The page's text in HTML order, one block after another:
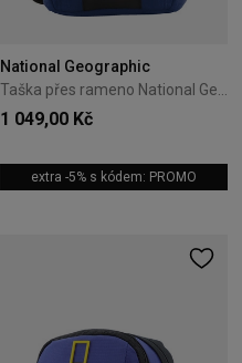
National Geographic
1 049,00 Kč
extra -5% s kódem: PROMO